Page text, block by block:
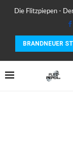
Die Flitzpiepen -
BRANDNEUER
COROS PACE 4 IM